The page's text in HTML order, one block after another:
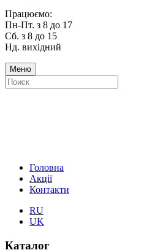
Працюємо:
Пн-Пт. з 8 до 17
Сб. з 8 до 15
Нд. вихідний
Меню
Головна
Акції
Контакти
RU
UK
Каталог